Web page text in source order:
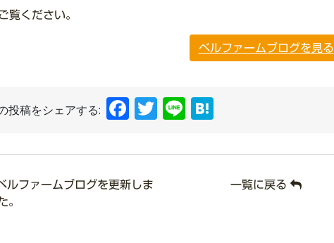
覧ください。
ベルファームブログを見る
投稿をシェアする: Facebook
Twitter
Line
ルファームブログを更新しま
。
一覧に戻る